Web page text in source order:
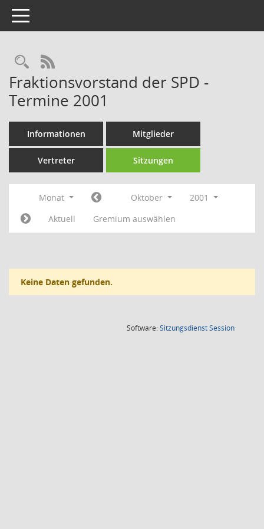
Toggle navigation
Rechercheauswahl
RSS-Feed
Fraktionsvorstand der SPD -
Termine 2001
Informationen Mitglieder
Vertreter Sitzungen
Monat Oktober
2001
Aktuell
Gremium auswählen
Keine Daten gefunden.
Software:SitzungsdienstSession(Wird in